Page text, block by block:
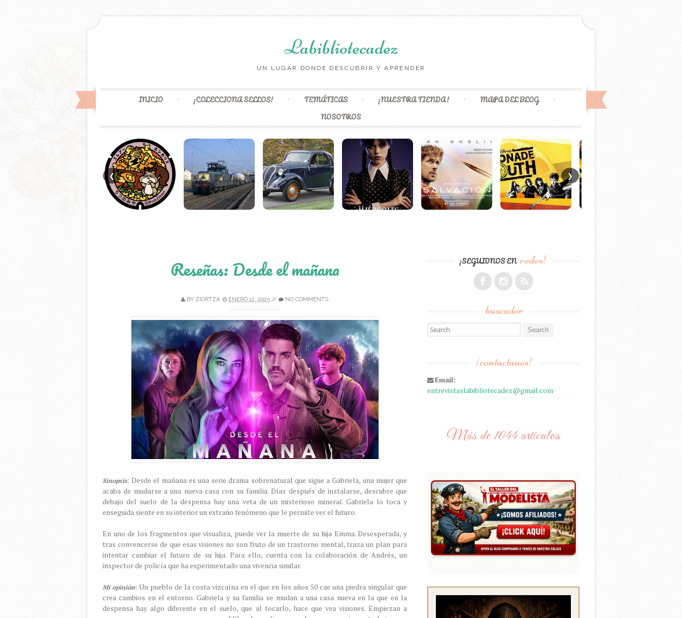
Labibliotecadez
UN LUGAR DONDE DESCUBRIR Y APRENDER
INICIO ¡COLECCIONA SELLOS! TEMÁTICAS ¡NUESTRA TIENDA!
MAPA DEL BLOG
NOSOTROS
❮ ❯
Reseñas: Desde el mañana
BY ZIORTZA ENERO 12, 2025 // NO COMMENTS
Sinopsis: Desde el mañana es una serie drama sobrenatural que sigue a Gabriela, una mujer que
acaba de mudarse a una nueva casa con su familia. Días después de instalarse, descubre que
debajo del suelo de la despensa hay una veta de un misterioso mineral. Gabriela lo toca y
enseguida siente en su interior un extraño fenómeno que le permite ver el futuro.
En uno de los fragmentos que visualiza, puede ver la muerte de su hija Emma. Desesperada, y
tras convencerse de que esas visiones no son fruto de un trastorno mental, traza un plan para
intentar cambiar el futuro de su hija. Para ello, cuenta con la colaboración de Andrés, un
inspector de policía que ha experimentado una vivencia similar.
Mi opinión: Un pueblo de la costa vizcaína en el que en los años 50 cae una piedra singular que
crea cambios en el entorno. Gabriela y su familia se mudan a una casa nueva en la que en la
despensa hay algo diferente en el suelo, que al tocarlo, hace que vea visiones. Empiezan a
¡SEGUIDNOS ENredes!
buscador
Search for:
¡contactanos!
Email:
entrevistaslabibliotecadez@gmail.com
Más de 1044 artículos